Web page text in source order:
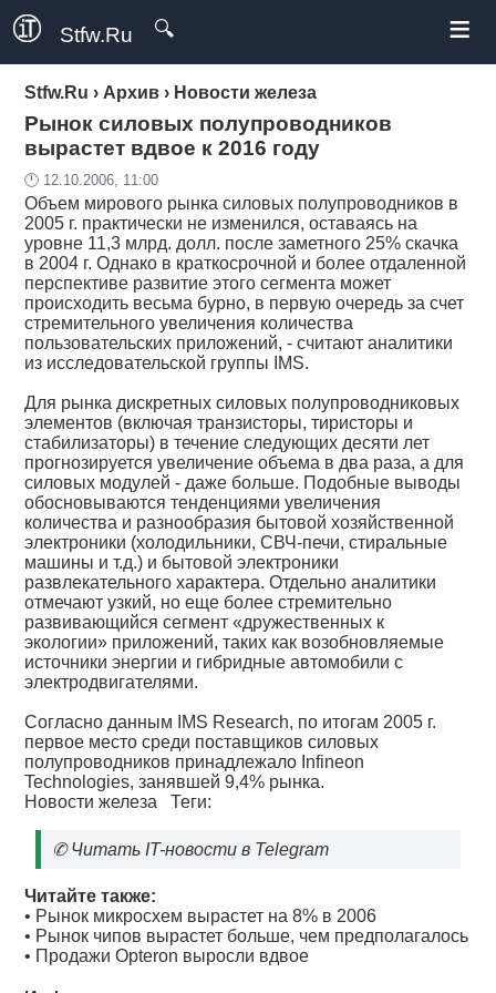
Stfw.Ru 🔍 ≡
Stfw.Ru › Архив › Новости железа
Рынок силовых полупроводников
вырастет вдвое к 2016 году
🕛 12.10.2006, 11:00
Объем мирового рынка силовых полупроводников в
2005 г. практически не изменился, оставаясь на
уровне 11,3 млрд. долл. после заметного 25% скачка
в 2004 г. Однако в краткосрочной и более отдаленной
перспективе развитие этого сегмента может
происходить весьма бурно, в первую очередь за счет
стремительного увеличения количества
пользовательских приложений, - считают аналитики
из исследовательской группы IMS.
Для рынка дискретных силовых полупроводниковых
элементов (включая транзисторы, тиристоры и
стабилизаторы) в течение следующих десяти лет
прогнозируется увеличение объема в два раза, а для
силовых модулей - даже больше. Подобные выводы
обосновываются тенденциями увеличения
количества и разнообразия бытовой хозяйственной
электроники (холодильники, СВЧ-печи, стиральные
машины и т.д.) и бытовой электроники
развлекательного характера. Отдельно аналитики
отмечают узкий, но еще более стремительно
развивающийся сегмент «дружественных к
экологии» приложений, таких как возобновляемые
источники энергии и гибридные автомобили с
электродвигателями.
Согласно данным IMS Research, по итогам 2005 г.
первое место среди поставщиков силовых
полупроводников принадлежало Infineon
Technologies, занявшей 9,4% рынка.
Новости железа Теги:
✆Читать IT-новости в Telegram
Читайте также:
• Рынок микросхем вырастет на 8% в 2006
• Рынок чипов вырастет больше, чем предполагалось
• Продажи Opteron выросли вдвое